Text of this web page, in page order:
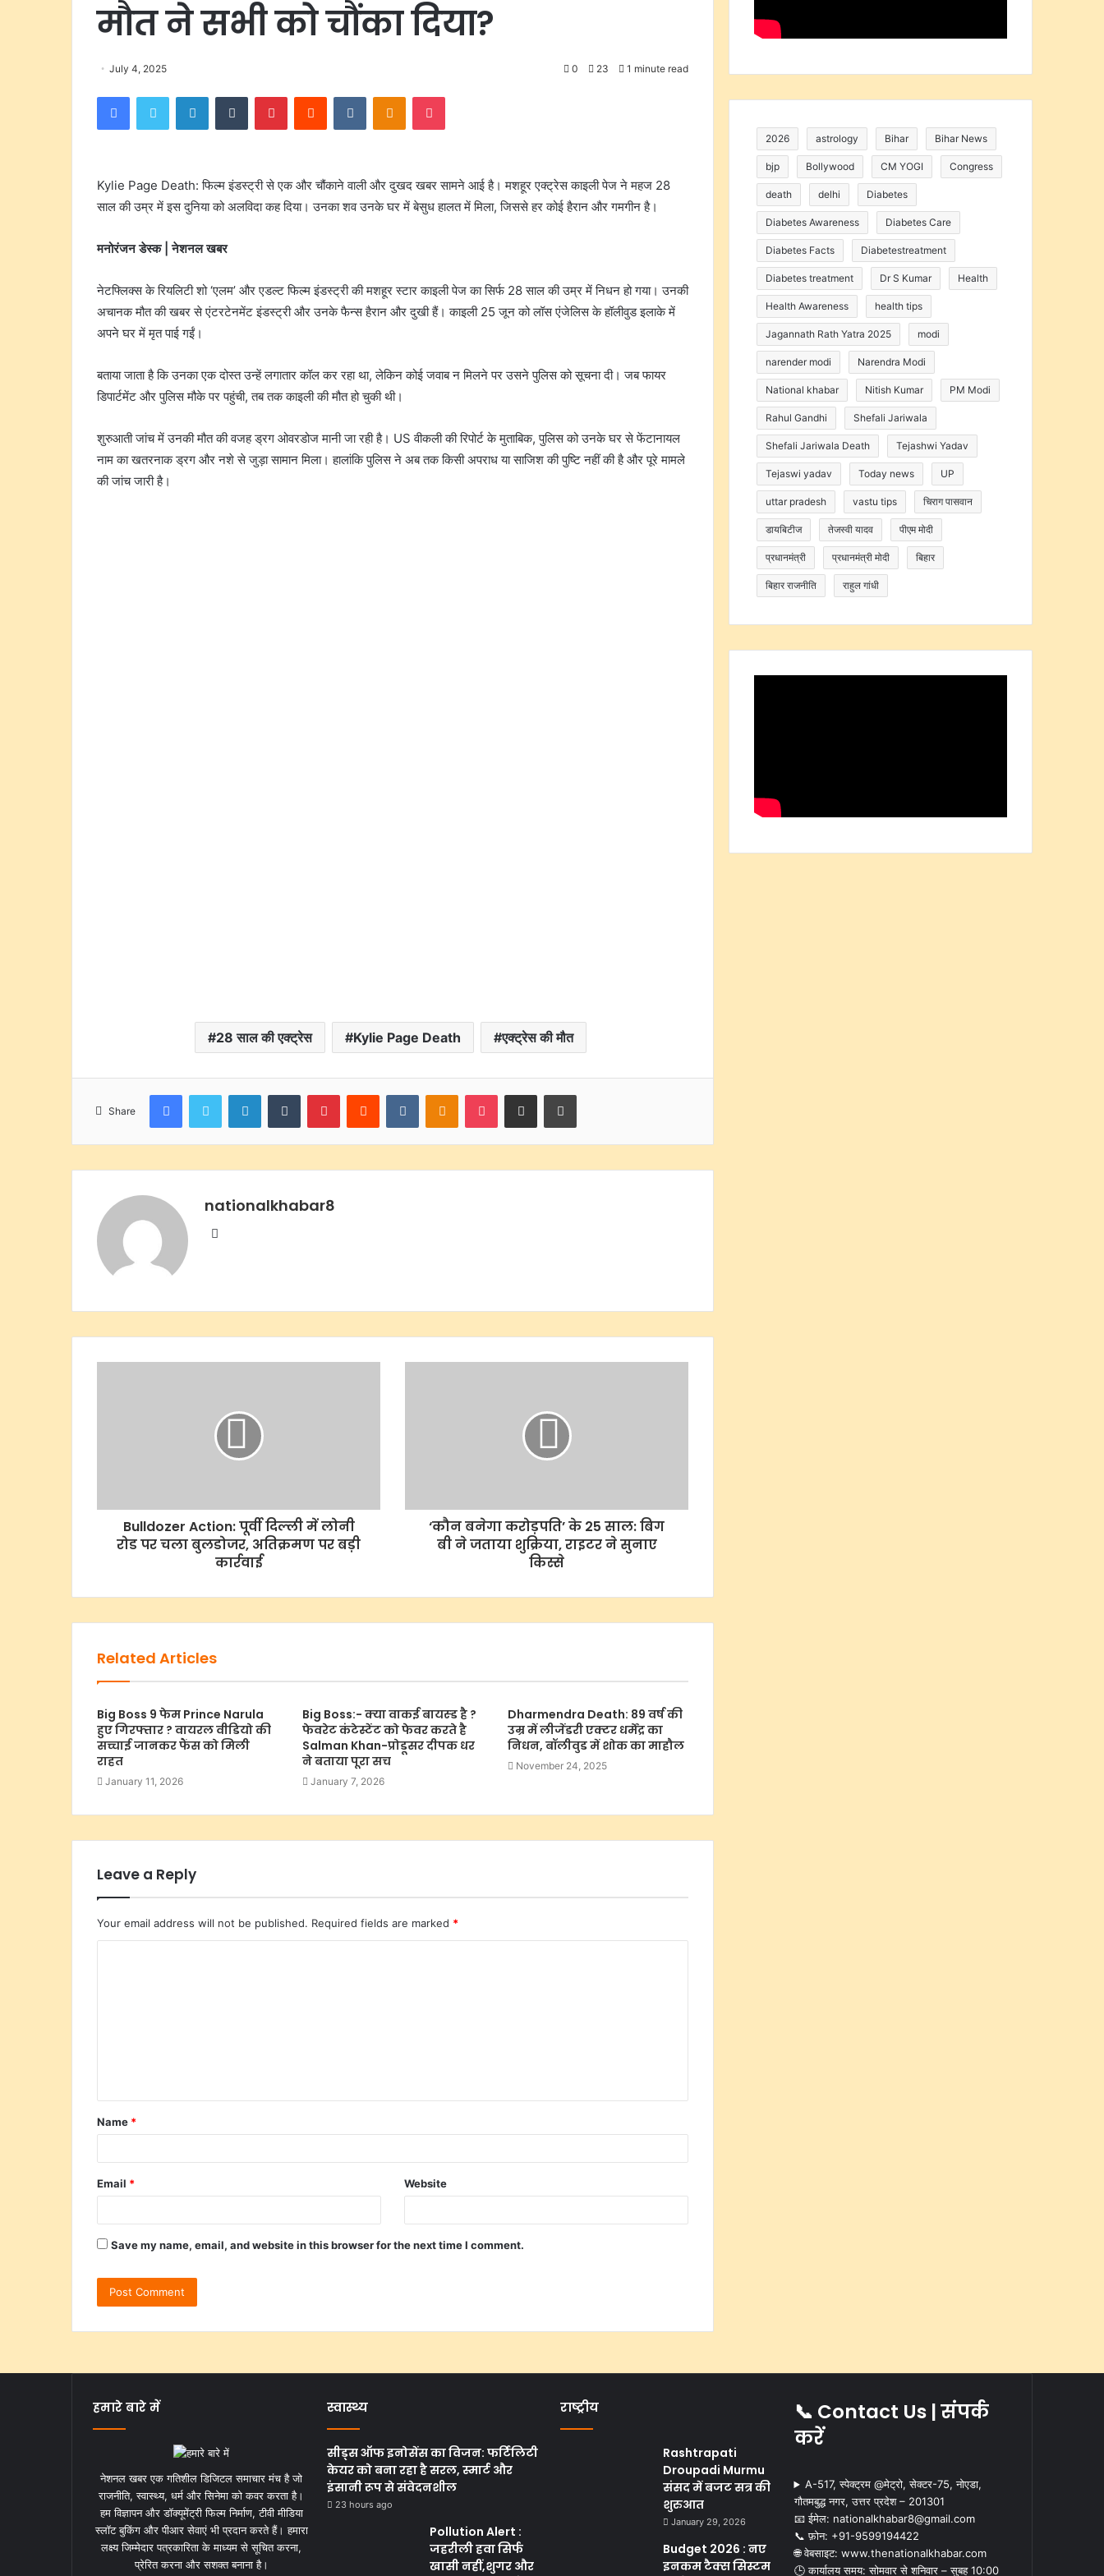
मौत ने सभी को चौंका दिया?
July 4, 2025 0 23 1 minute read
FacebookTwitter LinkedInTumblr PinterestReddit VKontakteOdnoklassniki
Pocket
Kylie Page Death: फिल्म इंडस्ट्री से एक और चौंकाने वाली और दुखद खबर सामने आई है। मशहूर एक्ट्रेस काइली पेज ने महज 28
साल की उम्र में इस दुनिया को अलविदा कह दिया। उनका शव उनके घर में बेसुध हालत में मिला, जिससे हर कोई हैरान और गमगीन है।
मनोरंजन डेस्क | नेशनल खबर
नेटफ्लिक्स के रियलिटी शो ‘एलम’ और एडल्ट फिल्म इंडस्ट्री की मशहूर स्टार काइली पेज का सिर्फ 28 साल की उम्र में निधन हो गया। उनकी
अचानक मौत की खबर से एंटरटेनमेंट इंडस्ट्री और उनके फैन्स हैरान और दुखी हैं। काइली 25 जून को लॉस एंजेलिस के हॉलीवुड इलाके में
अपने घर में मृत पाई गईं।
बताया जाता है कि उनका एक दोस्त उन्हें लगातार कॉल कर रहा था, लेकिन कोई जवाब न मिलने पर उसने पुलिस को सूचना दी। जब फायर
डिपार्टमेंट और पुलिस मौके पर पहुंची, तब तक काइली की मौत हो चुकी थी।
शुरुआती जांच में उनकी मौत की वजह ड्रग ओवरडोज मानी जा रही है। US वीकली की रिपोर्ट के मुताबिक, पुलिस को उनके घर से फेंटानायल
नाम का खतरनाक ड्रग और नशे से जुड़ा सामान मिला। हालांकि पुलिस ने अब तक किसी अपराध या साजिश की पुष्टि नहीं की है और पूरे मामले
की जांच जारी है।
28 साल की एक्ट्रेस Kylie Page Death एक्ट्रेस की मौत
Share
FacebookTwitter LinkedInTumblr PinterestReddit VKontakteOdnoklassniki
Pocket Share via Email Print
nationalkhabar8
Website
Bulldozer Action: पूर्वी दिल्ली में लोनी
रोड पर चला बुलडोजर, अतिक्रमण पर बड़ी
कार्रवाई
‘कौन बनेगा करोड़पति’ के 25 साल: बिग
बी ने जताया शुक्रिया, राइटर ने सुनाए
किस्से
Related Articles
Big Boss 9 फेम Prince Narula
हुए गिरफ्तार ? वायरल वीडियो की
सच्चाई जानकर फैंस को मिली
राहत
January 11, 2026
Big Boss:- क्या वाकई बायस्ड है ?
फेवरेट कंटेस्टेंट को फेवर करते है
Salman Khan-प्रोडूसर दीपक धर
ने बताया पूरा सच
January 7, 2026
Dharmendra Death: 89 वर्ष की
उम्र में लीजेंडरी एक्टर धर्मेंद्र का
निधन, बॉलीवुड में शोक का माहौल
November 24, 2025
Leave a Reply
Your email address will not be published. Required fields are marked *
Name *
Email * Website
Save my name, email, and website in this browser for the next time I comment.
2026 astrology Bihar Bihar News
bjp Bollywood CM YOGI Congress
death delhi Diabetes
Diabetes Awareness Diabetes Care
Diabetes Facts Diabetestreatment
Diabetes treatment Dr S Kumar Health
Health Awareness health tips
Jagannath Rath Yatra 2025 modi
narender modi Narendra Modi
National khabar Nitish Kumar PM Modi
Rahul Gandhi Shefali Jariwala
Shefali Jariwala Death Tejashwi Yadav
Tejaswi yadav Today news UP
uttar pradesh vastu tips चिराग पासवान
डायबिटीज तेजस्वी यादव पीएम मोदी
प्रधानमंत्री प्रधानमंत्री मोदी बिहार
बिहार राजनीति राहुल गांधी
हमारे बारे में
नेशनल खबर एक गतिशील डिजिटल समाचार मंच है जो
राजनीति, स्वास्थ्य, धर्म और सिनेमा को कवर करता है।
हम विज्ञापन और डॉक्यूमेंट्री फिल्म निर्माण, टीवी मीडिया
स्लॉट बुकिंग और पीआर सेवाएं भी प्रदान करते हैं। हमारा
लक्ष्य जिम्मेदार पत्रकारिता के माध्यम से सूचित करना,
प्रेरित करना और सशक्त बनाना है।
स्वास्थ्य
सीड्स ऑफ इनोसेंस का विजन: फर्टिलिटी
केयर को बना रहा है सरल, स्मार्ट और
इंसानी रूप से संवेदनशील
23 hours ago
Pollution Alert :
जहरीली हवा सिर्फ
खासी नहीं,शुगर और
राष्ट्रीय
Rashtrapati
Droupadi Murmu
संसद में बजट सत्र की
शुरुआत
January 29, 2026
Budget 2026 : नए
इनकम टैक्स सिस्टम
📞 Contact Us | संपर्क
करें
A-517, स्पेक्ट्रम @मेट्रो, सेक्टर-75, नोएडा,
गौतमबुद्ध नगर, उत्तर प्रदेश – 201301
📧 ईमेल: nationalkhabar8@gmail.com
📞 फ़ोन: ‪+91-9599194422‬
🌐 वेबसाइट: www.thenationalkhabar.com
🕒 कार्यालय समय: सोमवार से शनिवार – सुबह 10:00